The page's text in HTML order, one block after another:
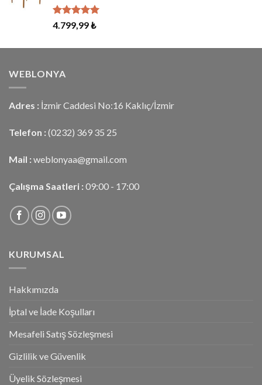
5 üzerinden
oy
4.799,99₺
WEBLONYA
Adres : İzmir Caddesi No:16 Kaklıç/İzmir
Telefon : (0232) 369 35 25
Mail : weblonyaa@gmail.com
Çalışma Saatleri : 09:00 - 17:00
KURUMSAL
Hakkımızda
İptal ve İade Koşulları
Mesafeli Satış Sözleşmesi
Gizlilik ve Güvenlik
Üyelik Sözleşmesi